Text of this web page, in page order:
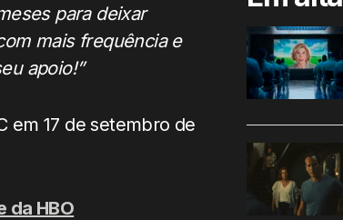
para deixar
mais frequência e
apoio!”
em 17 de setembro de
da HBO